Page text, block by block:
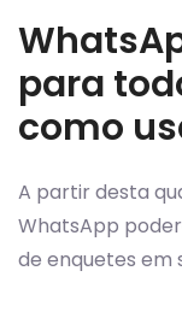
para
como
A partir desta
WhatsApp
de enquetes em